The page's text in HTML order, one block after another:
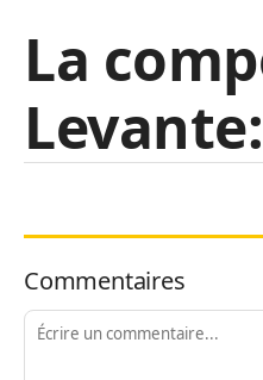
La
Levante:
Commentaires